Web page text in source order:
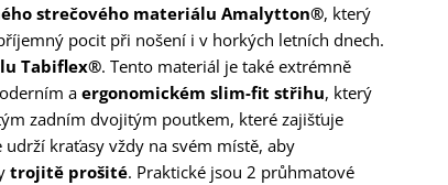
strečového materiálu Amalytton®, který
pocit při nošení i v horkých letních dnech.
Tabiflex®. Tento materiál je také extrémně
a ergonomickém slim-fit střihu, který
zadním dvojitým poutkem, které zajišťuje
udrží kraťasy vždy na svém místě, aby
trojitě prošité. Praktické jsou 2 průhmatové